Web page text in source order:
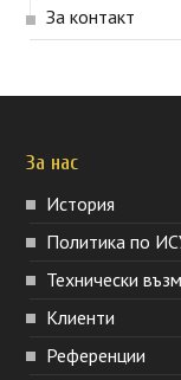
За контакт
За нас
История
Политика по
Технически
Клиенти
Референции